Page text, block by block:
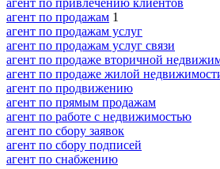
агент по продажам 1
агент по продажам услуг
агент по продажам услуг связи
агент по продаже вторичной
агент по продаже жилой
агент по продвижению
агент по прямым продажам
агент по работе с недвижимостью
агент по сбору заявок
агент по сбору подписей
агент по снабжению